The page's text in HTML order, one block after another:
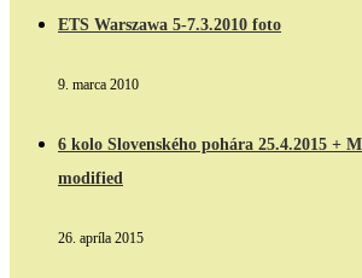
ETS Warszawa 5-7.3.2010 foto
9. marca 2010
6 kolo Slovenského pohára 25.4.2015 +
modified
26. apríla 2015